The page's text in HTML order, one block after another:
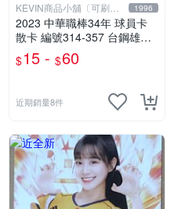
KEVIN商品小舖〔可刷
卡〕
1996
2023 中華職棒34年 球員卡
散卡 編號314-357 台鋼雄鷹
蕭柏頤 鄧佳安 謝葆錡 陳正毅
福永春吾 陳宇宏 李欣穎 陳翊
$15 - $60
近期銷量8件